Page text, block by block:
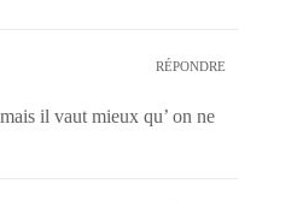
RÉPONDRE
il vaut mieux qu’ on ne